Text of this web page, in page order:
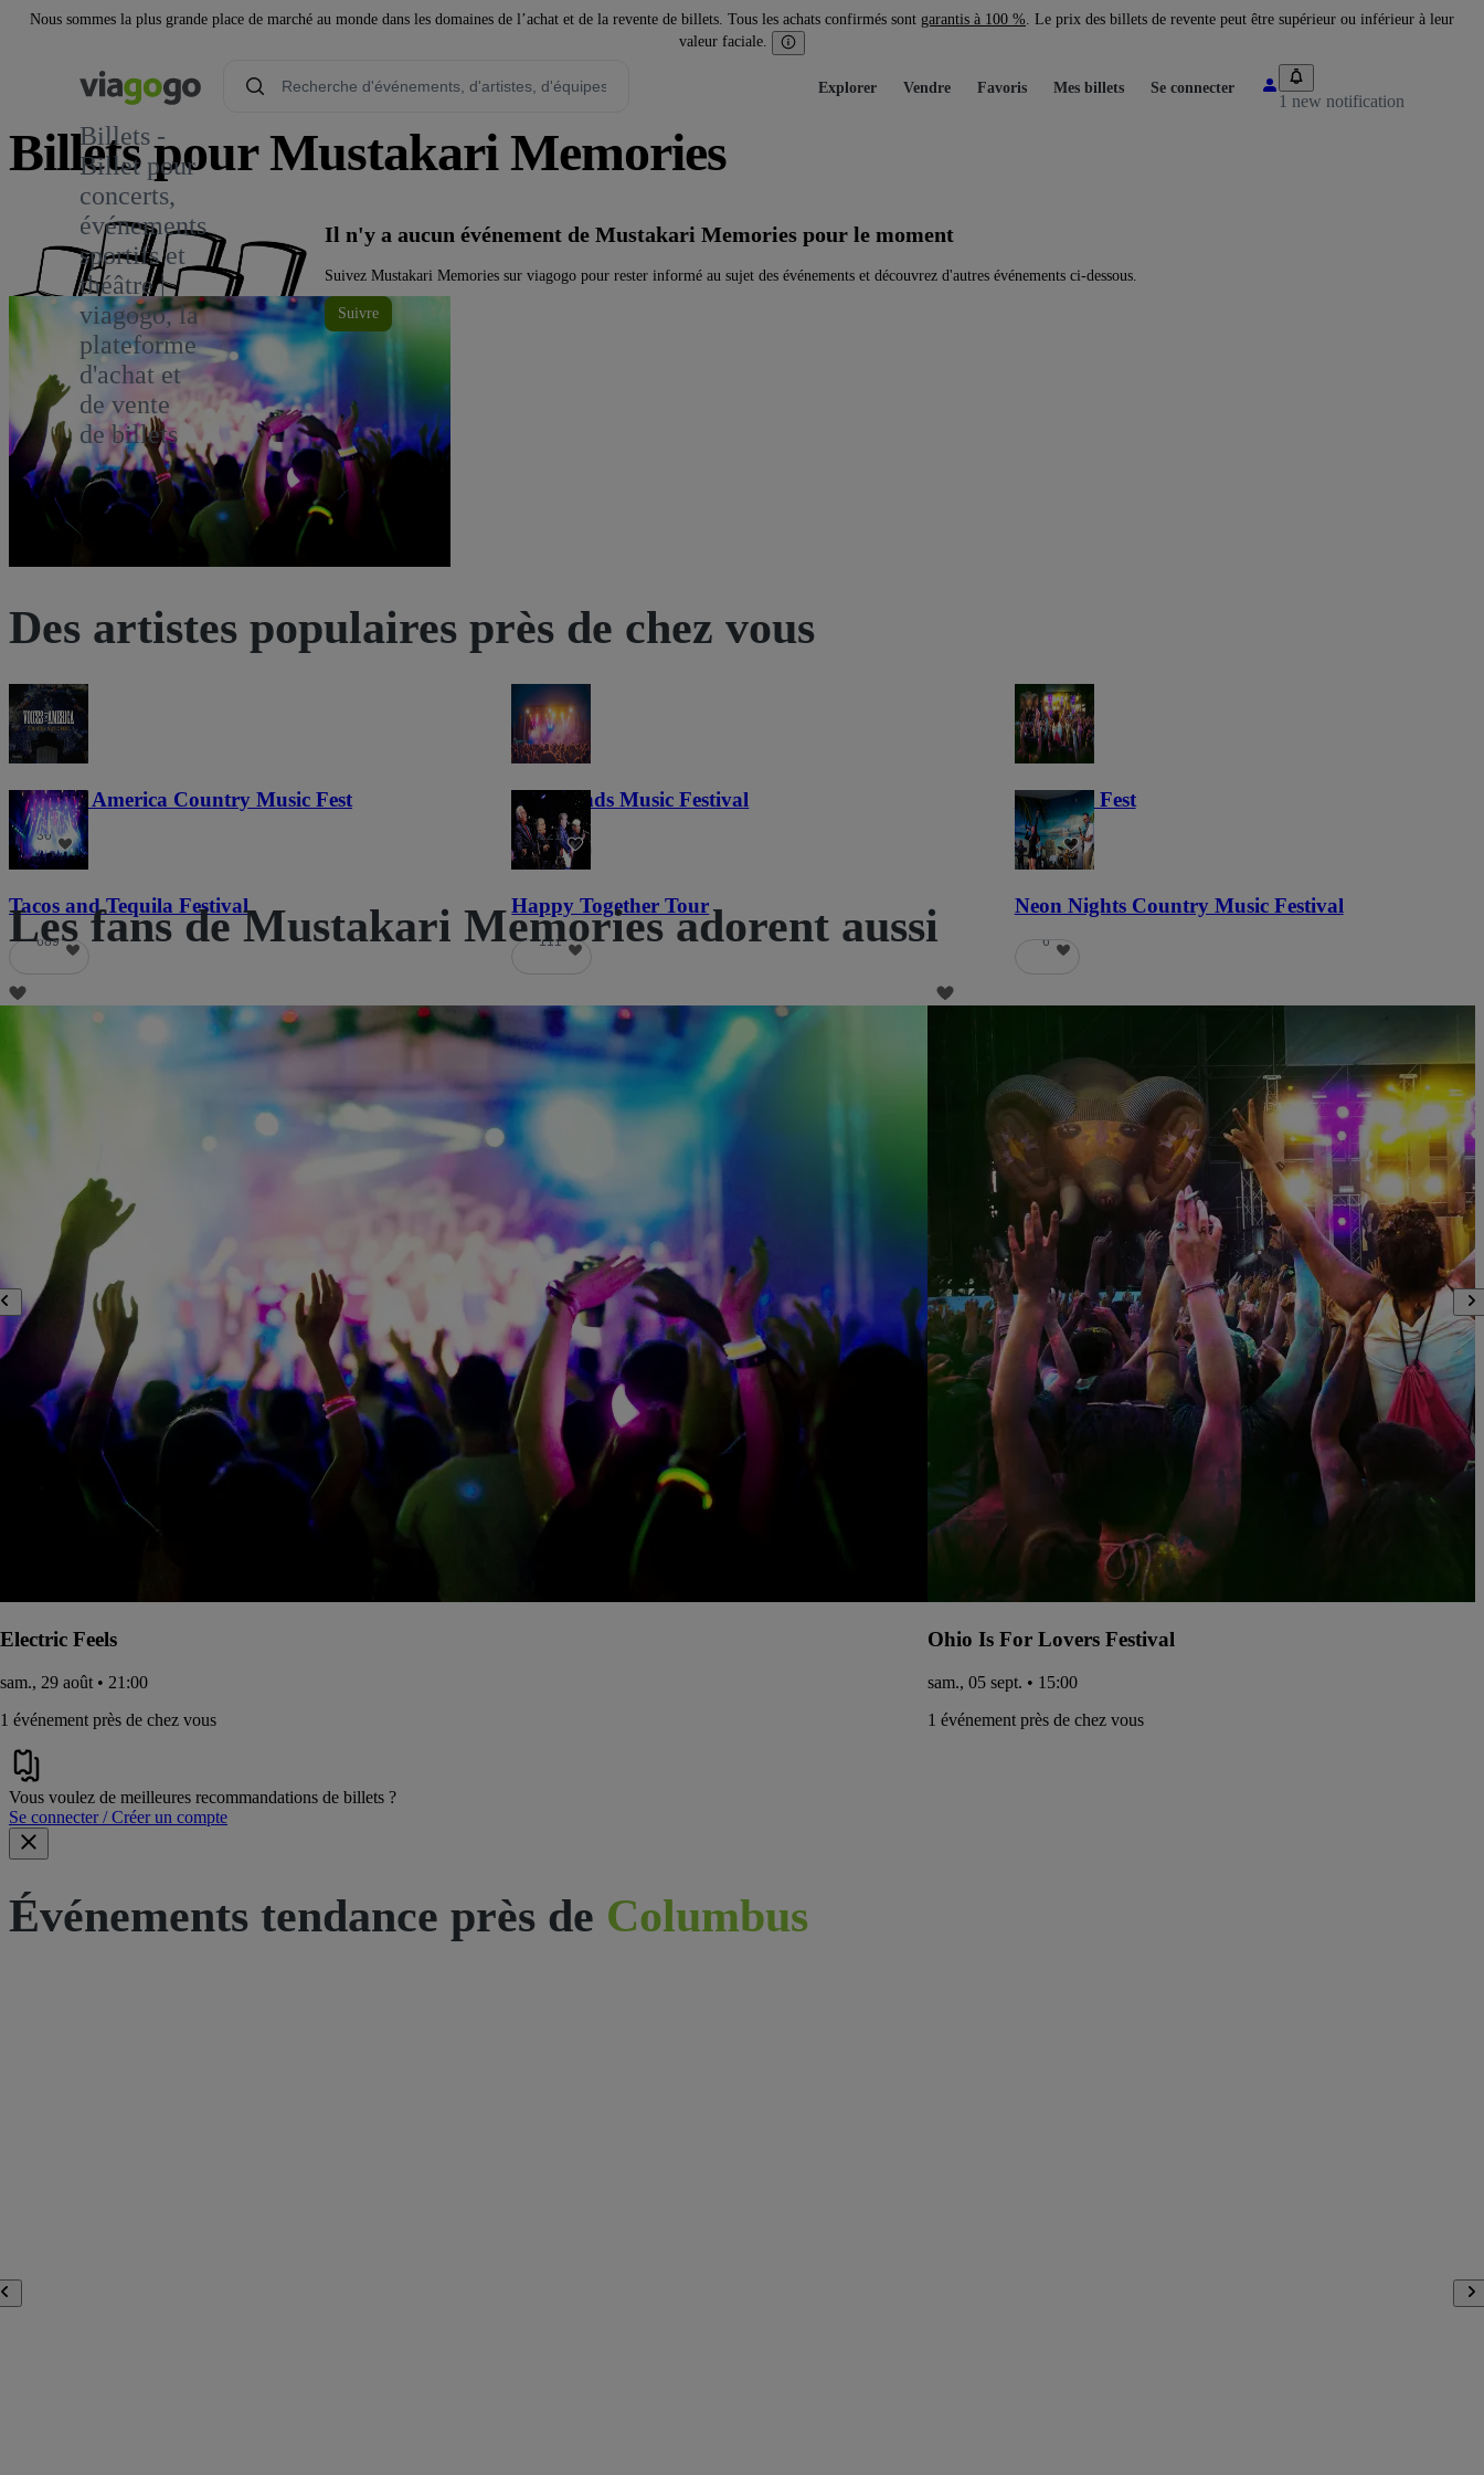
Nous sommes la plus grande place de marché au monde dans les domaines de l’achat et de la revente de billets. Tous les achats confirmés sont garantis à 100 %. Le prix des billets de revente peut être supérieur ou inférieur à leur
valeur faciale.
Billets -
Billet pour
concerts,
événements
sportifs et
théâtre |
viagogo, la
plateforme
d'achat et
de vente
de billets
Explorer Vendre Favoris Mes billets Se connecter
1 new notification
Billets pour Mustakari Memories
Il n'y a aucun événement de Mustakari Memories pour le moment
Suivez Mustakari Memories sur viagogo pour rester informé au sujet des événements et découvrez d'autres événements ci-dessous.
Suivre
Des artistes populaires près de chez vous
Voices of America Country Music Fest
36
Lost Lands Music Festival
121
Haunted Fest
58
Tacos and Tequila Festival
689
Happy Together Tour
111
Neon Nights Country Music Festival
6
Les fans de Mustakari Memories adorent aussi
Electric Feels
sam., 29 août • 21:00
1 événement près de chez vous
Ohio Is For Lovers Festival
sam., 05 sept. • 15:00
1 événement près de chez vous
Vous voulez de meilleures recommandations de billets ?
Se connecter / Créer un compte
Événements tendance près de Columbus